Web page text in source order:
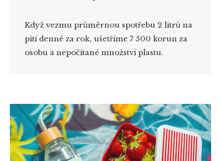
Když vezmu průměrnou spotřebu 2 litrů na
pití denně za rok, ušetříme 7 500 korun za
osobu a nepočítané množství plastu.